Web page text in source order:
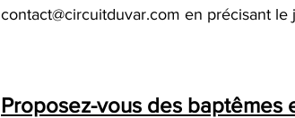
contact@circuitduvar.com en précisant le
Proposez-vous des baptêmes